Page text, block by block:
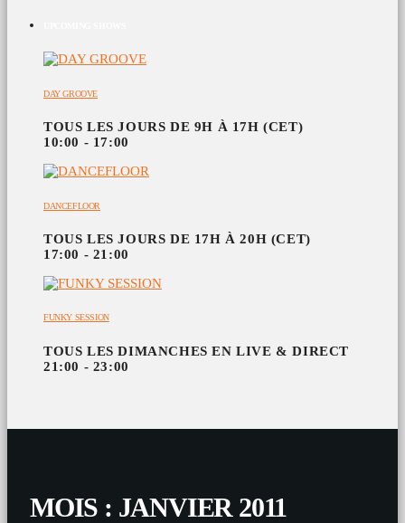
DAY GROOVE
TOUS LES JOURS DE 9H À 17H (CET)
10:00 - 17:00
DANCEFLOOR
TOUS LES JOURS DE 17H À 20H (CET)
17:00 - 21:00
FUNKY SESSION
TOUS LES DIMANCHES EN LIVE & DIRECT
21:00 - 23:00
MOIS : JANVIER 2011